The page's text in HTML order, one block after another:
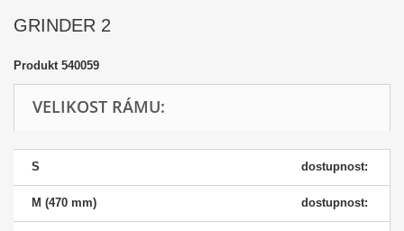
GRINDER 2
Produkt 540059
VELIKOST RÁMU:
S dostupnost:
M (470 mm) dostupnost: